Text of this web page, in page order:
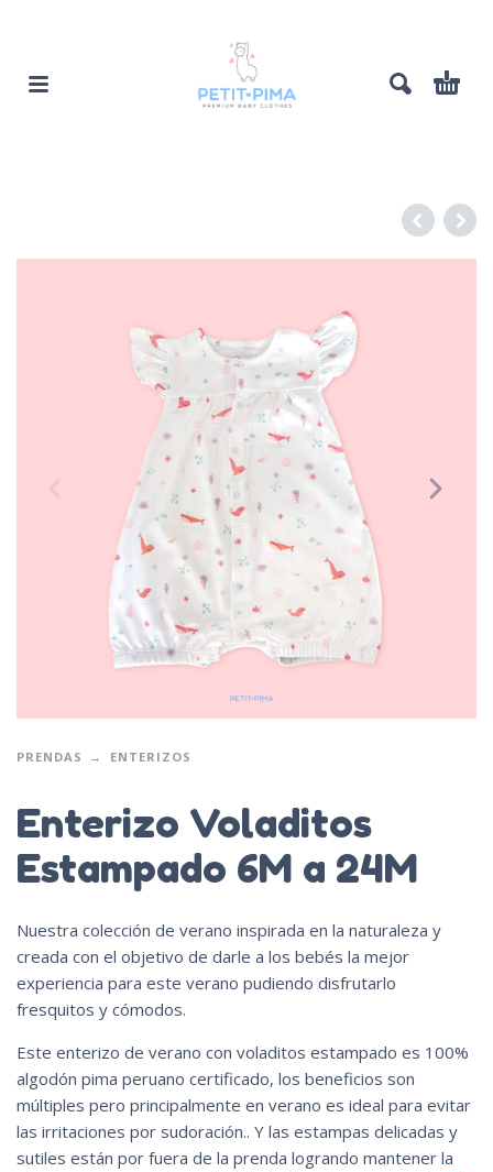
PRENDAS ENTERIZOS
Enterizo Voladitos
Estampado 6M a 24M
Nuestra colección de verano inspirada en la naturaleza y
creada con el objetivo de darle a los bebés la mejor
experiencia para este verano pudiendo disfrutarlo
fresquitos y cómodos.
Este enterizo de verano con voladitos estampado es 100%
algodón pima peruano certificado, los beneficios son
múltiples pero principalmente en verano es ideal para evitar
las irritaciones por sudoración.. Y las estampas delicadas y
sutiles están por fuera de la prenda logrando mantener la